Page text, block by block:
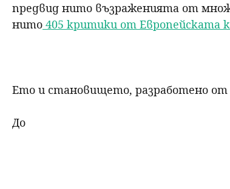
предвид нито възраженията от
нито 405 критики от Европейската
Ето и становището, разработено от
До
Министерство